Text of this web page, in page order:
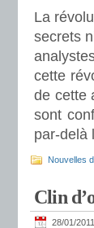
La
secrets
cette
de cette
sont
par-delà
Nouvelles
Clin
28/01/2011